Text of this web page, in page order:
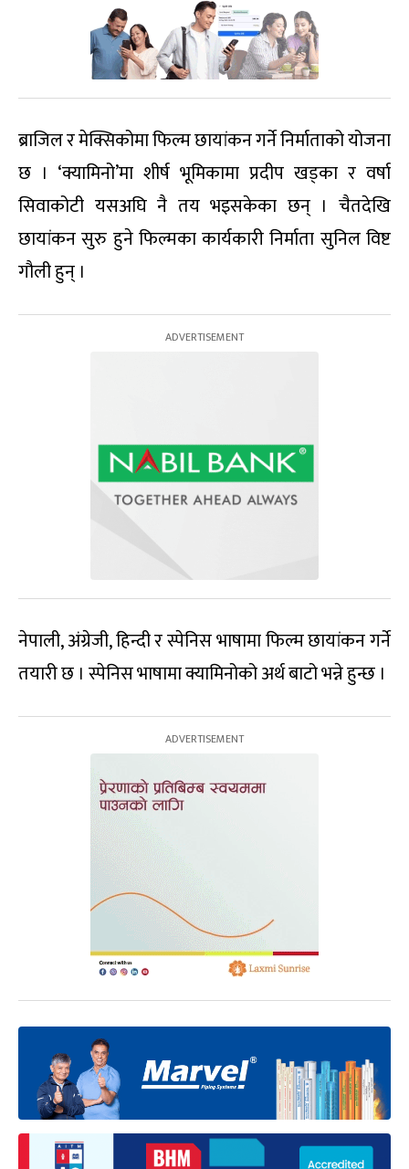
ब्राजिल र मेक्सिकोमा फिल्म छायांकन गर्ने निर्माताको योजना
छ । ‘क्यामिनो’मा शीर्ष भूमिकामा प्रदीप खड्का र वर्षा
सिवाकोटी यसअघि नै तय भइसकेका छन् । चैतदेखि
छायांकन सुरु हुने फिल्मका कार्यकारी निर्माता सुनिल विष्ट
गौली हुन् ।
नेपाली, अंग्रेजी, हिन्दी र स्पेनिस भाषामा फिल्म छायांकन गर्ने
तयारी छ । स्पेनिस भाषामा क्यामिनोको अर्थ बाटो भन्ने हुन्छ ।